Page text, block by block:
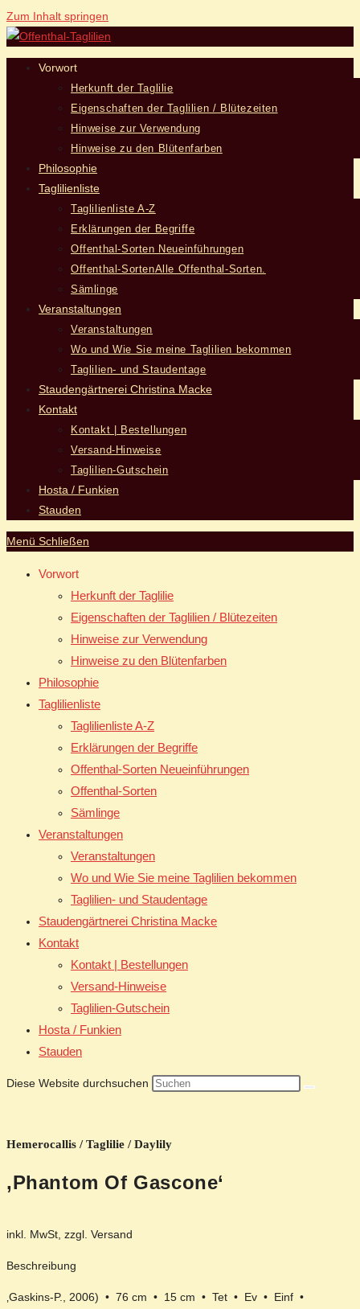
Zum Inhalt springen
Vorwort
Herkunft der Taglilie
Eigenschaften der Taglilien / Blütezeiten
Hinweise zur Verwendung
Hinweise zu den Blütenfarben
Philosophie
Taglilienliste
Taglilienliste A-Z
Erklärungen der Begriffe
Offenthal-Sorten Neueinführungen
Offenthal-SortenAlle Offenthal-Sorten.
Sämlinge
Veranstaltungen
Veranstaltungen
Wo und Wie Sie meine Taglilien bekommen
Taglilien- und Staudentage
Staudengärtnerei Christina Macke
Kontakt
Kontakt | Bestellungen
Versand-Hinweise
Taglilien-Gutschein
Hosta / Funkien
Stauden
Menü Schließen
Vorwort
Herkunft der Taglilie
Eigenschaften der Taglilien / Blütezeiten
Hinweise zur Verwendung
Hinweise zu den Blütenfarben
Philosophie
Taglilienliste
Taglilienliste A-Z
Erklärungen der Begriffe
Offenthal-Sorten Neueinführungen
Offenthal-Sorten
Sämlinge
Veranstaltungen
Veranstaltungen
Wo und Wie Sie meine Taglilien bekommen
Taglilien- und Staudentage
Staudengärtnerei Christina Macke
Kontakt
Kontakt | Bestellungen
Versand-Hinweise
Taglilien-Gutschein
Hosta / Funkien
Stauden
Diese Website durchsuchen
Hemerocallis / Taglilie / Daylily
‚Phantom Of Gascone‘
inkl. MwSt, zzgl. Versand
Beschreibung
‚Gaskins-P., 2006) • 76 cm • 15 cm • Tet • Ev • Einf •